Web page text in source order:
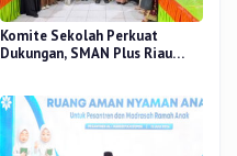
Komite Sekolah Perkuat
Dukungan, SMAN Plus Riau